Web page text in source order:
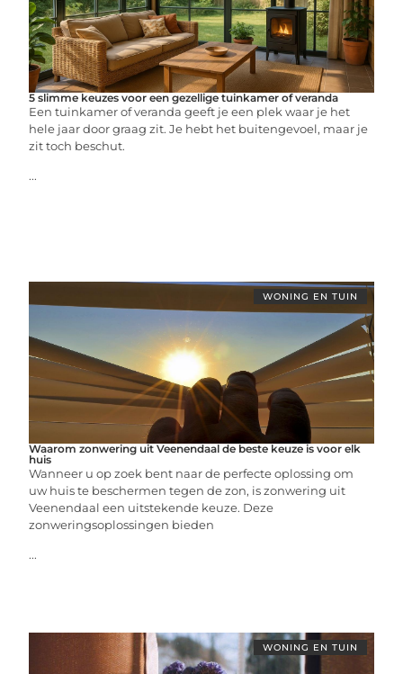
5 slimme keuzes voor een gezellige tuinkamer of veranda
Een tuinkamer of veranda geeft je een plek waar je het
hele jaar door graag zit. Je hebt het buitengevoel, maar je
zit toch beschut.
...
WONING EN TUIN
Waarom zonwering uit Veenendaal de beste keuze is voor elk
huis
Wanneer u op zoek bent naar de perfecte oplossing om
uw huis te beschermen tegen de zon, is zonwering uit
Veenendaal een uitstekende keuze. Deze
zonweringsoplossingen bieden
...
WONING EN TUIN